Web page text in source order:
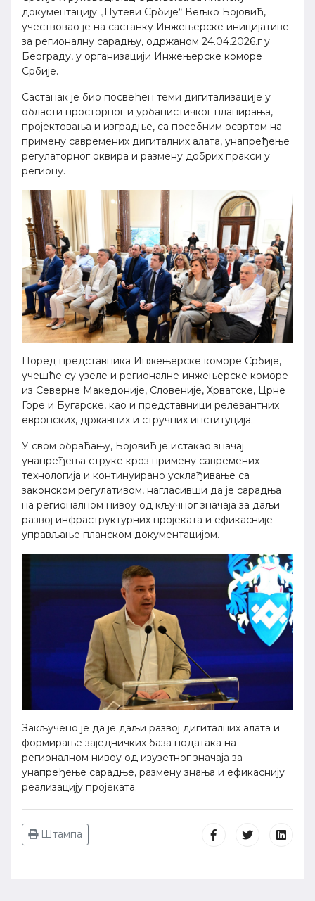
документацију „Путеви Србије“ Вељко Бојовић,
учествовао је на састанку Инжењерске иницијативе
за регионалну сарадњу, одржаном 24.04.2026.г у
Београду, у организацији Инжењерске коморе
Србије.
Састанак је био посвећен теми дигитализације у
области просторног и урбанистичког планирања,
пројектовања и изградње, са посебним освртом на
примену савремених дигиталних алата, унапређење
регулаторног оквира и размену добрих пракси у
региону.
Поред представника Инжењерске коморе Србије,
учешће су узеле и регионалне инжењерске коморе
из Северне Македоније, Словеније, Хрватске, Црне
Горе и Бугарске, као и представници релевантних
европских, државних и стручних институција.
У свом обраћању, Бојовић је истакао значај
унапређења струке кроз примену савремених
технологија и континуирано усклађивање са
законском регулативом, нагласивши да је сарадња
на регионалном нивоу од кључног значаја за даљи
развој инфраструктурних пројеката и ефикасније
управљање планском документацијом.
Закључено је да је даљи развој дигиталних алата и
формирање заједничких база података на
регионалном нивоу од изузетног значаја за
унапређење сарадње, размену знања и ефикаснију
реализацију пројеката.
Штампа